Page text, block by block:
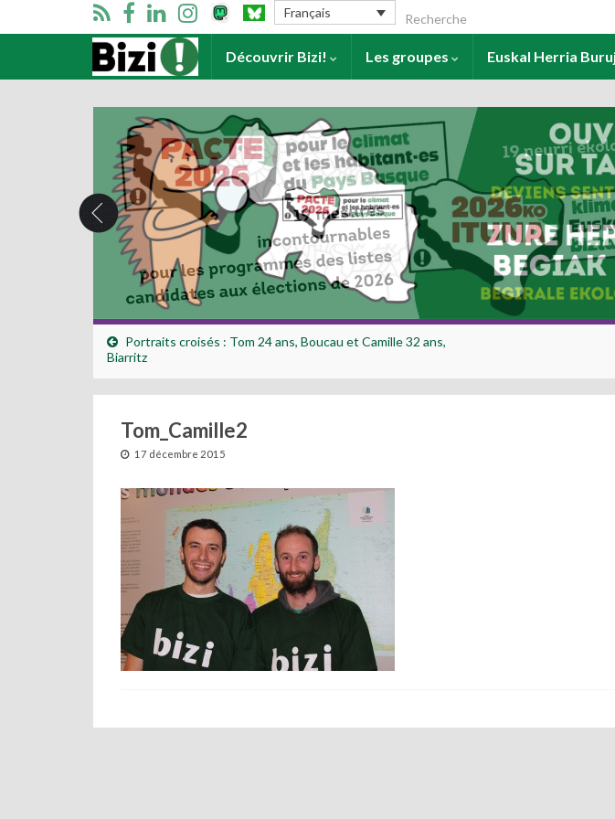
Français Search for:
Accueil Découvrir Bizi! Les groupes Euskal Herria
Portraits croisés : Tom 24 ans, Boucau et Camille 32 ans,
Biarritz
Tom_Camille2
17 décembre 2015